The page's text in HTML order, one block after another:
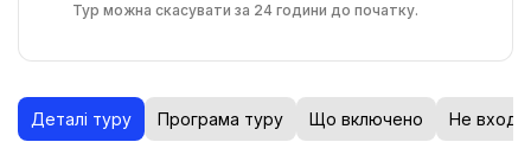
Тур можна скасувати за 24 години до початку.
Деталі туру Програма туру Що включено Не